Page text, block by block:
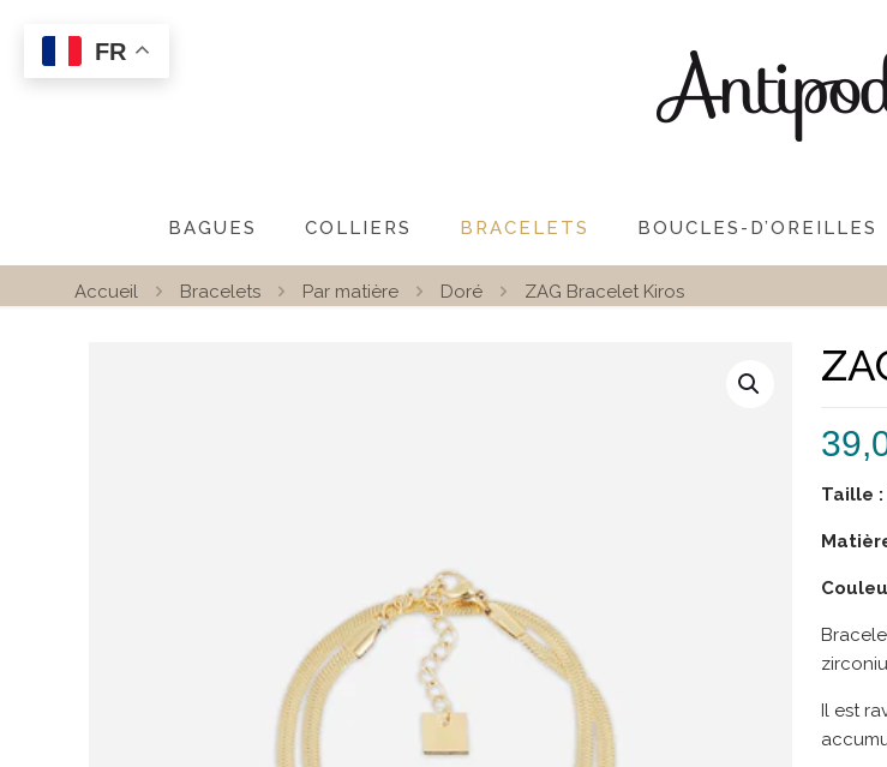
BAGUES COLLIERS BRACELETS BOUCLES-D’OREILLES
Accueil Bracelets Par matière Doré ZAG Bracelet Kiros
Taille :
Il est
FR